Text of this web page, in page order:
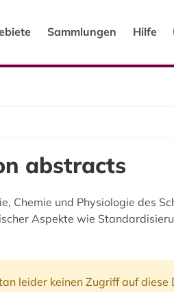
Sammlungen Hilfe
abstracts
Chemie und Physiologie des
Aspekte wie
leider keinen Zugriff auf